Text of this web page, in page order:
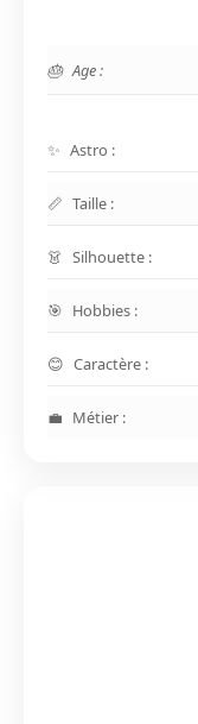
Age :
Astro :
Taille :
Silhouette :
Hobbies :
Caractère :
Métier :